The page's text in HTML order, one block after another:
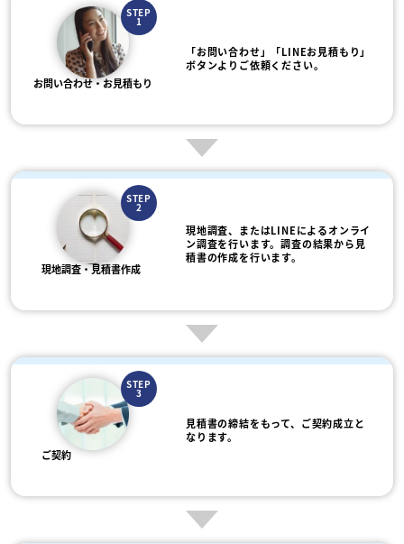
STEP
1
お問い合わせ・お見積もり
「お問い合わせ」「LINEお見積もり」
ボタンよりご依頼ください。
STEP
2
現地調査・見積書作成
現地調査、またはLINEによるオンライ
ン調査を行います。調査の結果から見
積書の作成を行います。
STEP
3
ご契約
見積書の締結をもって、ご契約成立と
なります。